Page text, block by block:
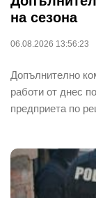
на сезона
06.08.2026 13:56:23
Допълнително
работи от днес
предприета по